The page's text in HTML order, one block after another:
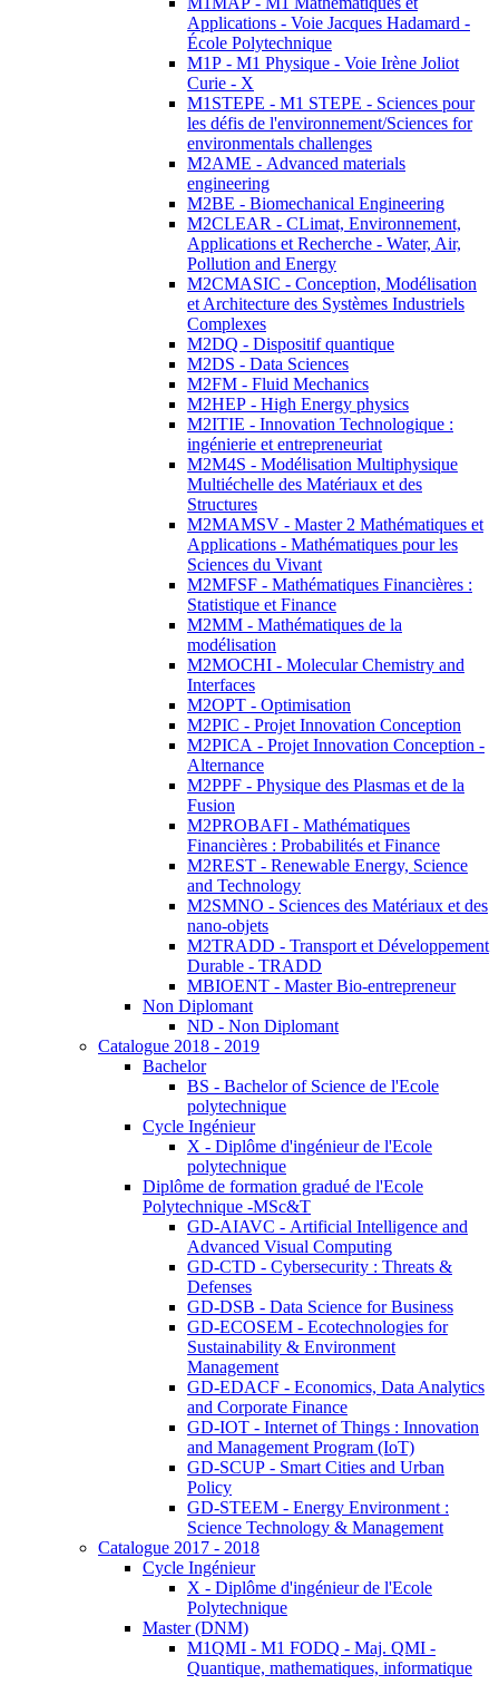
Applications - Voie Jacques Hadamard -
École Polytechnique
M1P - M1 Physique - Voie Irène Joliot
Curie - X
M1STEPE - M1 STEPE - Sciences pour
les défis de l'environnement/Sciences for
environmentals challenges
M2AME - Advanced materials
engineering
M2BE - Biomechanical Engineering
M2CLEAR - CLimat, Environnement,
Applications et Recherche - Water, Air,
Pollution and Energy
M2CMASIC - Conception, Modélisation
et Architecture des Systèmes Industriels
Complexes
M2DQ - Dispositif quantique
M2DS - Data Sciences
M2FM - Fluid Mechanics
M2HEP - High Energy physics
M2ITIE - Innovation Technologique :
ingénierie et entrepreneuriat
M2M4S - Modélisation Multiphysique
Multiéchelle des Matériaux et des
Structures
M2MAMSV - Master 2 Mathématiques et
Applications - Mathématiques pour les
Sciences du Vivant
M2MFSF - Mathématiques Financières :
Statistique et Finance
M2MM - Mathématiques de la
modélisation
M2MOCHI - Molecular Chemistry and
Interfaces
M2OPT - Optimisation
M2PIC - Projet Innovation Conception
M2PICA - Projet Innovation Conception -
Alternance
M2PPF - Physique des Plasmas et de la
Fusion
M2PROBAFI - Mathématiques
Financières : Probabilités et Finance
M2REST - Renewable Energy, Science
and Technology
M2SMNO - Sciences des Matériaux et des
nano-objets
M2TRADD - Transport et Développement
Durable - TRADD
MBIOENT - Master Bio-entrepreneur
Non Diplomant
ND - Non Diplomant
Catalogue 2018 - 2019
Bachelor
BS - Bachelor of Science de l'Ecole
polytechnique
Cycle Ingénieur
X - Diplôme d'ingénieur de l'Ecole
polytechnique
Diplôme de formation gradué de l'Ecole
Polytechnique -MSc&T
GD-AIAVC - Artificial Intelligence and
Advanced Visual Computing
GD-CTD - Cybersecurity : Threats &
Defenses
GD-DSB - Data Science for Business
GD-ECOSEM - Ecotechnologies for
Sustainability & Environment
Management
GD-EDACF - Economics, Data Analytics
and Corporate Finance
GD-IOT - Internet of Things : Innovation
and Management Program (IoT)
GD-SCUP - Smart Cities and Urban
Policy
GD-STEEM - Energy Environment :
Science Technology & Management
Catalogue 2017 - 2018
Cycle Ingénieur
X - Diplôme d'ingénieur de l'Ecole
Polytechnique
Master (DNM)
M1QMI - M1 FODQ - Maj. QMI -
Quantique, mathematiques, informatique